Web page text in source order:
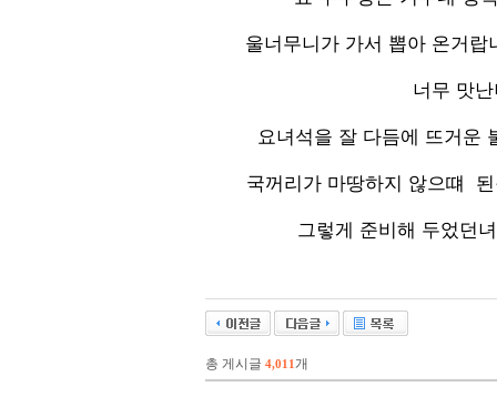
울너무니가 가서 뽑아 온거
너무 맛
요녀석을 잘 다듬에 뜨거운
국꺼리가 마땅하지 않으떄
그렇게 준비해 두었던
총 게시글 4,011개